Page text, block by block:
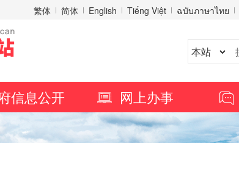
繁体 简体 English Tiếng Việt ฉบับภาษาไทย
信息公开 网上办事